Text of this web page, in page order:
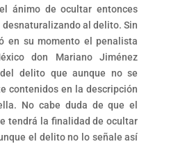
ánimo de ocultar entonces
al delito. Sin
en su momento el penalista
don Mariano Jiménez
delito que aunque no se
contenidos en la descripción
No cabe duda de que el
tendrá la finalidad de ocultar
el delito no lo señale así